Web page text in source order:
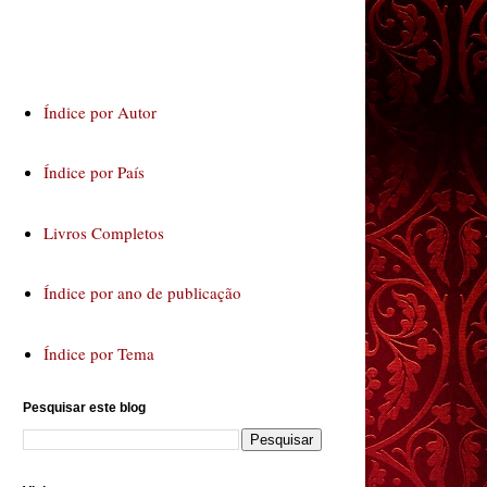
Índice por Autor
Índice por País
Livros Completos
Índice por ano de publicação
Índice por Tema
Pesquisar este blog